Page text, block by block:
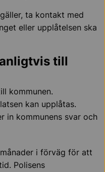
ta kontakt med
eller upplåtelsen ska
till
kommunen.
kan upplåtas.
in kommunens svar och
i förväg för att
Polisens